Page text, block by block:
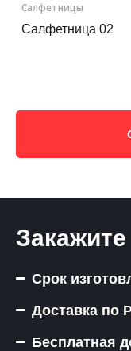
Салфетницы
Салфетница 02
Срок
Доставка по
Бесплатная